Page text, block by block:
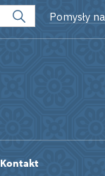
Pomysły
Kontakt